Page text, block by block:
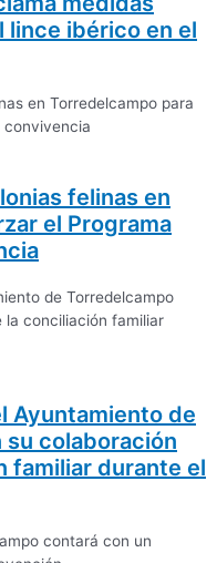
lince ibérico en el
felinas en
el Programa
Ayuntamiento de
colaboración
familiar durante el